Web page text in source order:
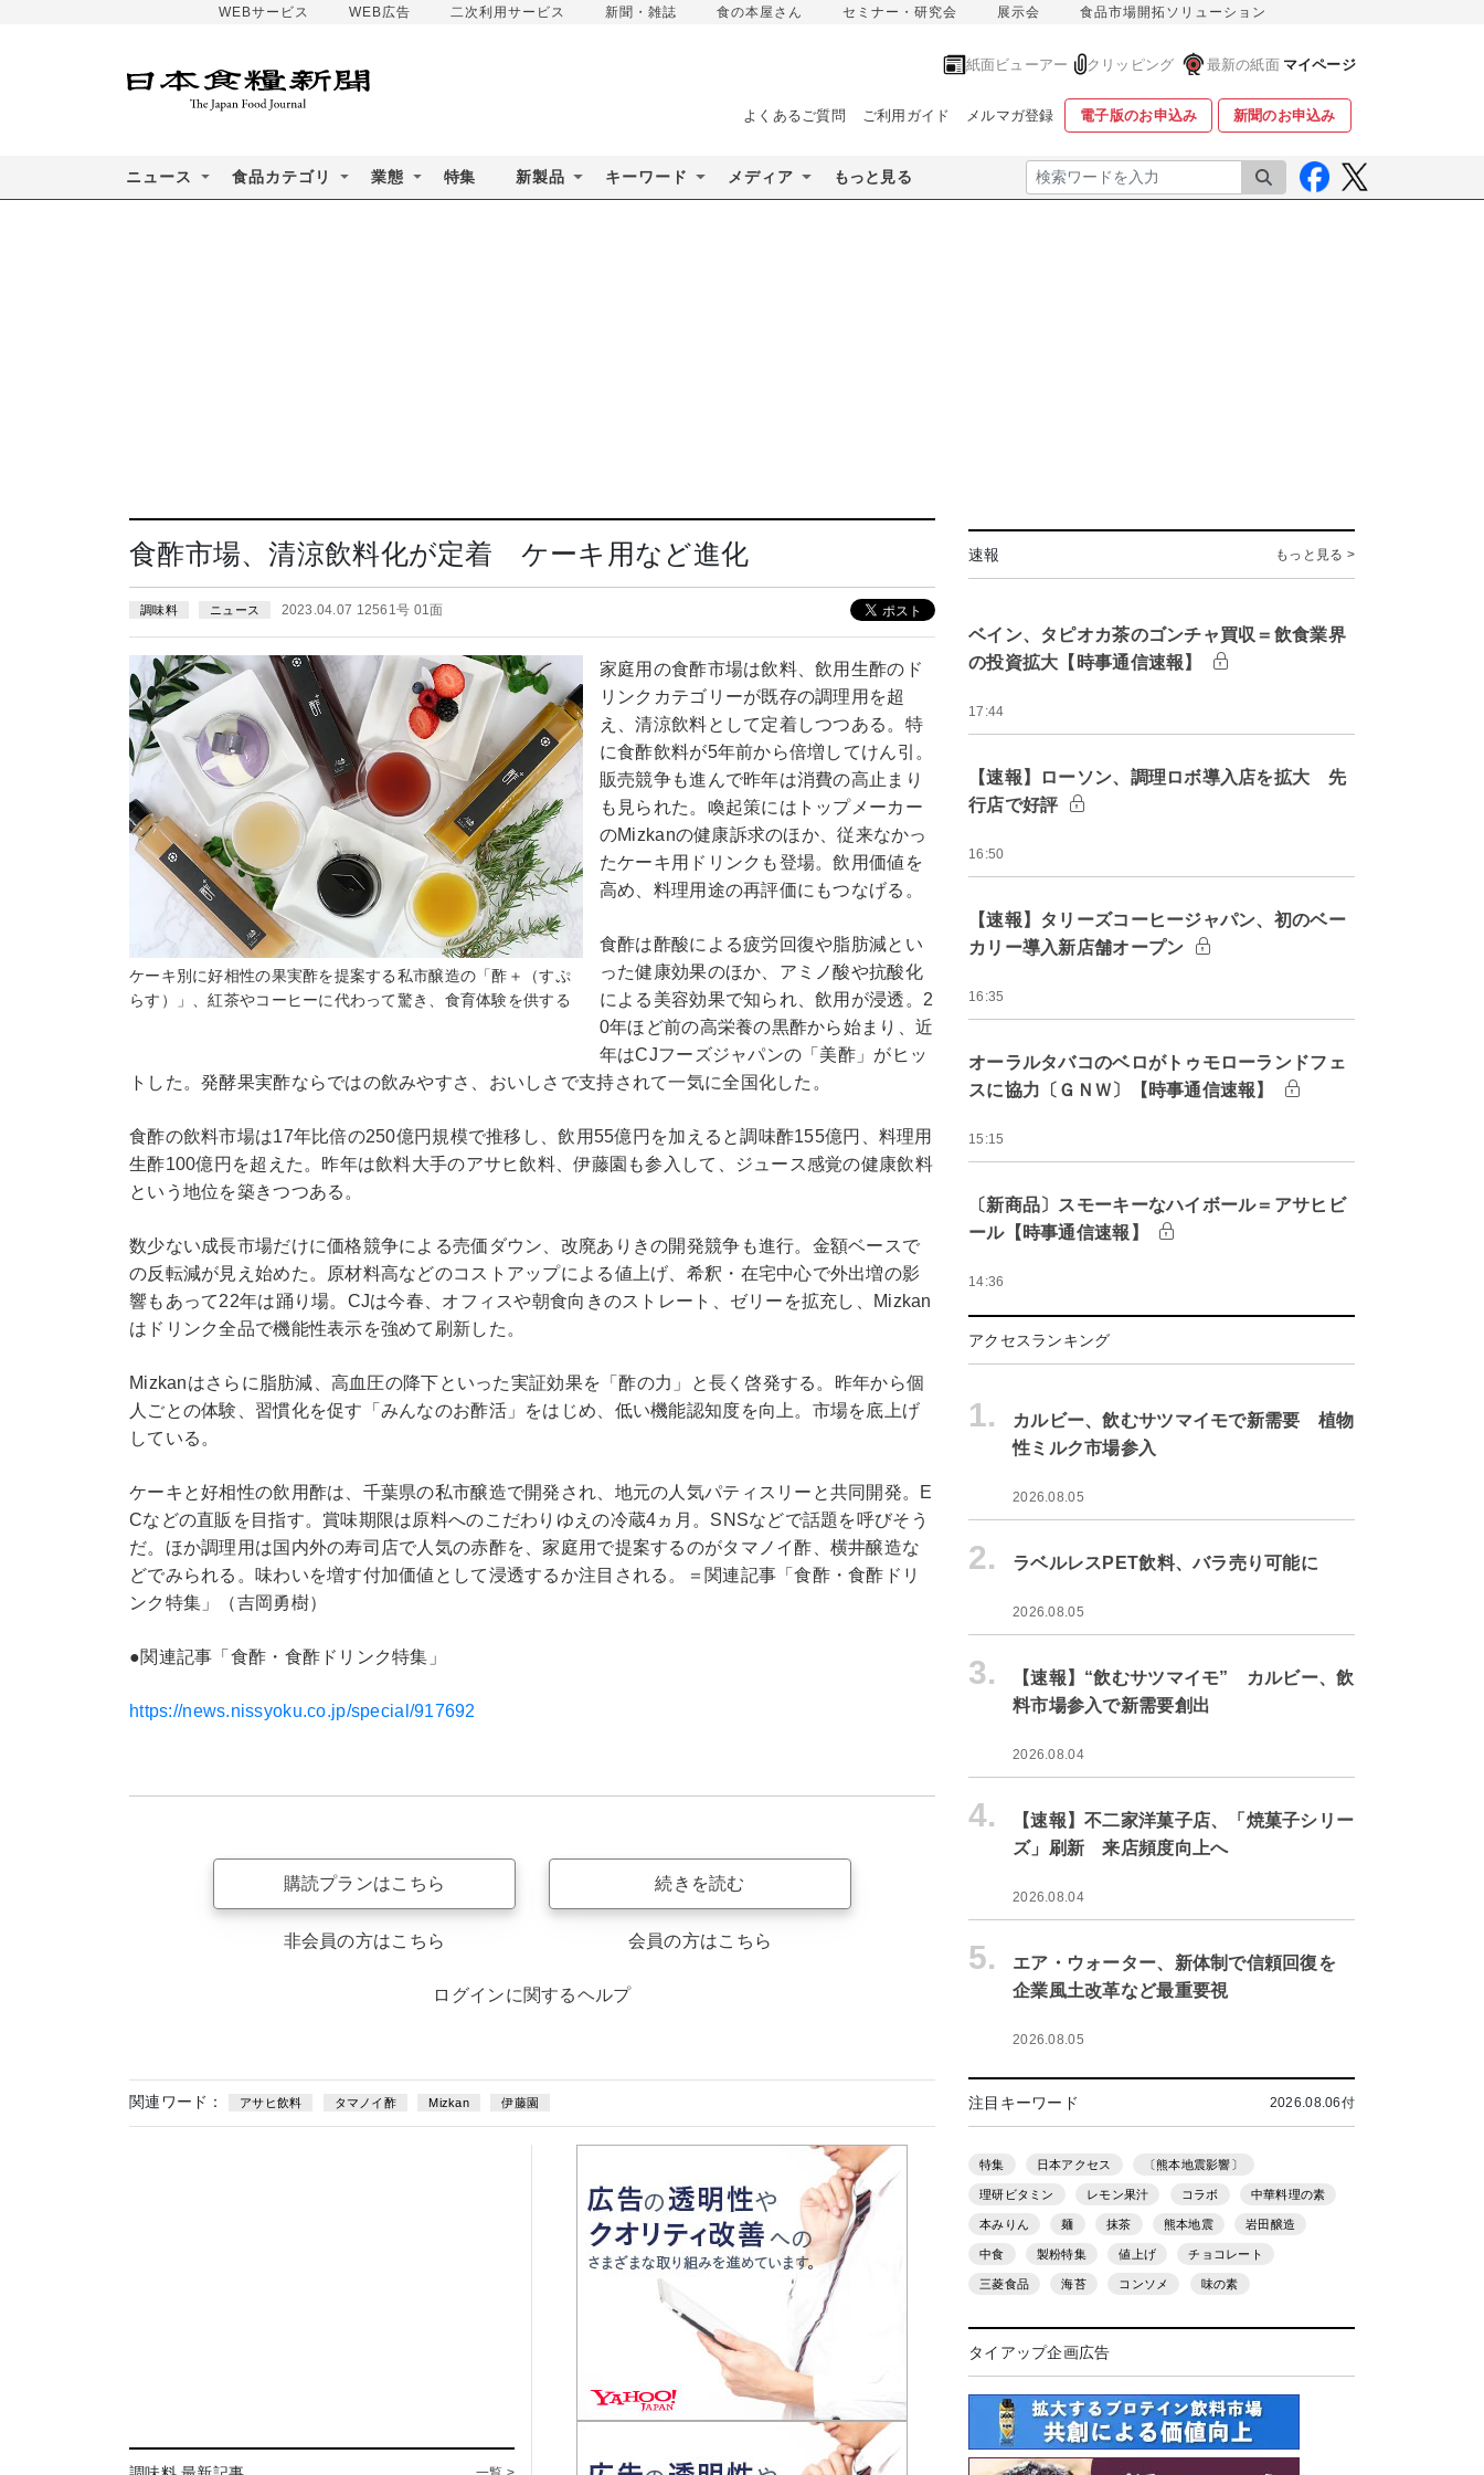
WEBサービス WEB広告 二次利用サービス 新聞・雑誌 食の本屋さん セミナー・研究会 展示会 食品市場開拓ソリューション
紙面ビューアー クリッピング 最新の紙面 マイページ
よくあるご質問 ご利用ガイド メルマガ登録 電子版のお申込み 新聞のお申込み
ニュース 食品カテゴリ 業態 特集 新製品 キーワード メディア もっと見る 検索
食酢市場、清涼飲料化が定着 ケーキ用など進化
調味料 ニュース 2023.04.07 12561号 01面
ケーキ別に好相性の果実酢を提案する私市醸造の「酢＋（すぷ
らす）」、紅茶やコーヒーに代わって驚き、食育体験を供する
家庭用の食酢市場は飲料、飲用生酢のド
リンクカテゴリーが既存の調理用を超
え、清涼飲料として定着しつつある。特
に食酢飲料が5年前から倍増してけん引。
販売競争も進んで昨年は消費の高止まり
も見られた。喚起策にはトップメーカー
のMizkanの健康訴求のほか、従来なかっ
たケーキ用ドリンクも登場。飲用価値を
高め、料理用途の再評価にもつなげる。
食酢は酢酸による疲労回復や脂肪減とい
った健康効果のほか、アミノ酸や抗酸化
による美容効果で知られ、飲用が浸透。2
0年ほど前の高栄養の黒酢から始まり、近
年はCJフーズジャパンの「美酢」がヒッ
トした。発酵果実酢ならではの飲みやすさ、おいしさで支持されて一気に全国化した。
食酢の飲料市場は17年比倍の250億円規模で推移し、飲用55億円を加えると調味酢155億円、料理用
生酢100億円を超えた。昨年は飲料大手のアサヒ飲料、伊藤園も参入して、ジュース感覚の健康飲料
という地位を築きつつある。
数少ない成長市場だけに価格競争による売価ダウン、改廃ありきの開発競争も進行。金額ベースで
の反転減が見え始めた。原材料高などのコストアップによる値上げ、希釈・在宅中心で外出増の影
響もあって22年は踊り場。CJは今春、オフィスや朝食向きのストレート、ゼリーを拡充し、Mizkan
はドリンク全品で機能性表示を強めて刷新した。
Mizkanはさらに脂肪減、高血圧の降下といった実証効果を「酢の力」と長く啓発する。昨年から個
人ごとの体験、習慣化を促す「みんなのお酢活」をはじめ、低い機能認知度を向上。市場を底上げ
している。
ケーキと好相性の飲用酢は、千葉県の私市醸造で開発され、地元の人気パティスリーと共同開発。E
Cなどの直販を目指す。賞味期限は原料へのこだわりゆえの冷蔵4ヵ月。SNSなどで話題を呼びそう
だ。ほか調理用は国内外の寿司店で人気の赤酢を、家庭用で提案するのがタマノイ酢、横井醸造な
どでみられる。味わいを増す付加価値として浸透するか注目される。＝関連記事「食酢・食酢ドリ
ンク特集」（吉岡勇樹）
●関連記事「食酢・食酢ドリンク特集」
https://news.nissyoku.co.jp/special/917692
購読プランはこちら
非会員の方はこちら
続きを読む
会員の方はこちら
ログインに関するヘルプ
関連ワード： アサヒ飲料 タマノイ酢 Mizkan 伊藤園
速報 もっと見る >
ベイン、タピオカ茶のゴンチャ買収＝飲食業界
の投資拡大【時事通信速報】
17:44
【速報】ローソン、調理ロボ導入店を拡大 先
行店で好評
16:50
【速報】タリーズコーヒージャパン、初のベー
カリー導入新店舗オープン
16:35
オーラルタバコのベロがトゥモローランドフェ
スに協力〔ＧＮＷ〕【時事通信速報】
15:15
〔新商品〕スモーキーなハイボール＝アサヒビ
ール【時事通信速報】
14:36
アクセスランキング
1.
カルビー、飲むサツマイモで新需要 植物
性ミルク市場参入
2026.08.05
2. ラベルレスPET飲料、バラ売り可能に
2026.08.05
3.
【速報】“飲むサツマイモ” カルビー、飲
料市場参入で新需要創出
2026.08.04
4.
【速報】不二家洋菓子店、「焼菓子シリー
ズ」刷新 来店頻度向上へ
2026.08.04
5.
エア・ウォーター、新体制で信頼回復を
企業風土改革など最重要視
2026.08.05
注目キーワード 2026.08.06付
特集 日本アクセス 〔熊本地震影響〕
理研ビタミン レモン果汁 コラボ 中華料理の素
本みりん 麺 抹茶 熊本地震 岩田醸造
中食 製粉特集 値上げ チョコレート
三菱食品 海苔 コンソメ 味の素
タイアップ企画広告